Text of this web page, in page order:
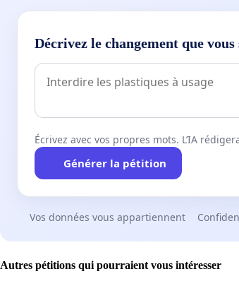
Décrivez le changement que
Écrivez avec vos propres mots. L’IA
Générer la pétition
Vos données vous appartiennent
Autres pétitions qui pourraient vous intéresser